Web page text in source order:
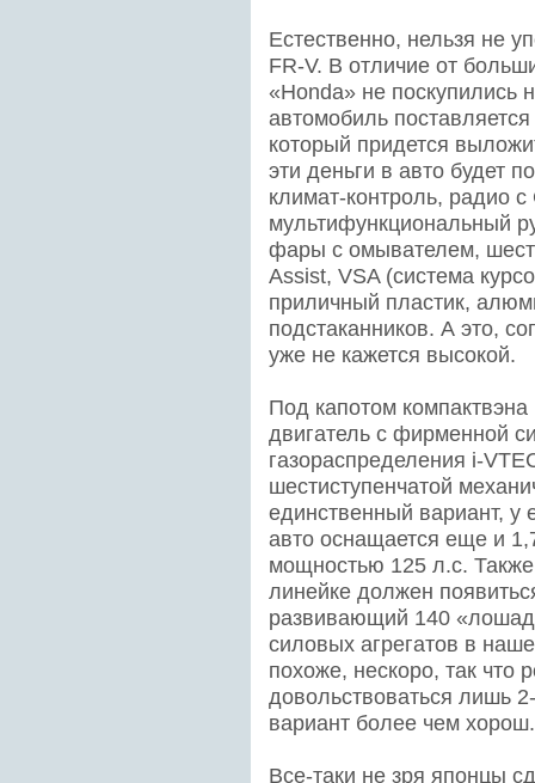
Естественно, нельзя не
FR-V. В отличие от
«Honda» не поскупились
автомобиль
который придется
эти деньги в авто будет
климат-контроль, радио
мультифункциональный
фары с омывателем,
Assist, VSA (система
приличный пластик,
подстаканников. А это,
уже не кажется высокой.
Под капотом
двигатель с фирменной
газораспределения i-
шестиступенчатой
единственный вариант,
авто оснащается еще и
мощностью 125 л.с.
линейке должен
развивающий 140
силовых агрегатов в
похоже, нескоро, так что
довольствоваться лишь
вариант более чем хорош.
Все-таки не зря японцы